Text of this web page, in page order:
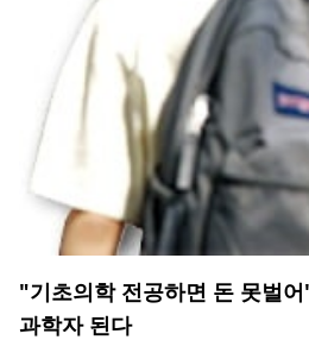
"기초의학 전공하면 돈 못벌
과학자 된다